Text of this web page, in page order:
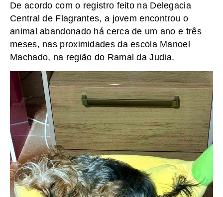
De acordo com o registro feito na Delegacia
Central de Flagrantes, a jovem encontrou o
animal abandonado há cerca de um ano e três
meses, nas proximidades da escola Manoel
Machado, na região do Ramal da Judia.